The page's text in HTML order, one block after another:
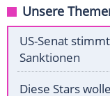
Unsere
US-Senat
Sanktionen
Diese Stars